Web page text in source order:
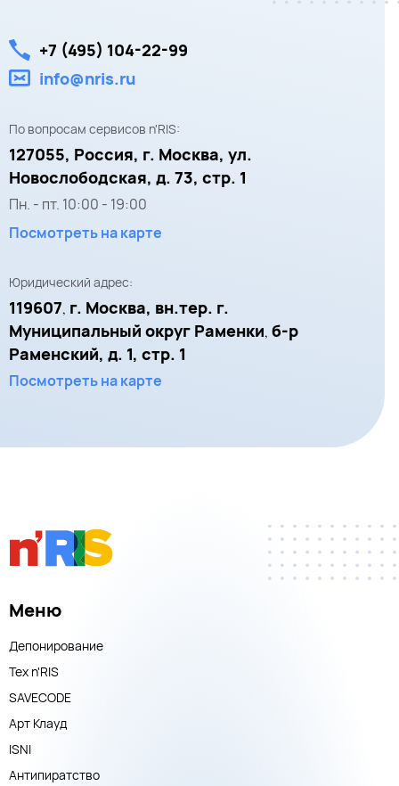
+7 (495) 104-22-99
info@nris.ru
По вопросам сервисов n'RIS:
127055, Россия, г. Москва, ул.
Новослободская, д. 73, стр. 1
Пн. - пт. 10:00 - 19:00
Посмотреть на карте
Юридический адрес:
119607, г. Москва, вн.тер. г.
Муниципальный округ Раменки, б-р
Раменский, д. 1, стр. 1
Посмотреть на карте
Меню
Депонирование
Тех n'RIS
SAVECODE
Арт Клауд
ISNI
Антипиратство